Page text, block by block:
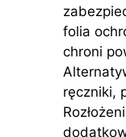
folia
chroni
ręczniki,